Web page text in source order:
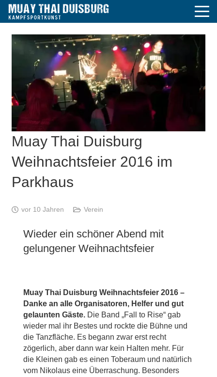
Muay Thai Duisburg
Weihnachtsfeier 2016 im
Parkhaus
vor 10 Jahren Verein
Wieder ein schöner Abend mit
gelungener Weihnachtsfeier
Muay Thai Duisburg Weihnachtsfeier 2016 –
Danke an alle Organisatoren, Helfer und gut
gelaunten Gäste. Die Band „Fall to Rise“ gab
wieder mal ihr Bestes und rockte die Bühne und
die Tanzfläche. Es begann zwar erst recht
zögerlich, aber dann war kein Halten mehr. Für
die Kleinen gab es einen Toberaum und natürlich
vom Nikolaus eine Überraschung. Besonders